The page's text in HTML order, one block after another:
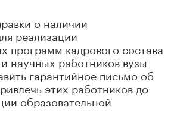
о наличии
реализации
программ кадрового состава
научных работников вузы
гарантийное письмо об
этих работников до
образовательной